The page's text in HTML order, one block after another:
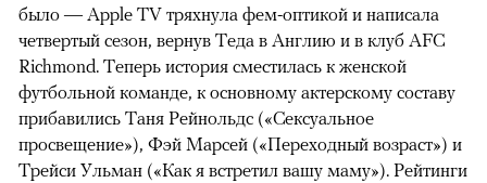
00:00 / 00:00
было — Apple TV тряхнула фем-оптикой и написала
четвертый сезон, вернув Теда в Англию и в клуб AFC
Richmond. Теперь история сместилась к женской
футбольной команде, к основному актерскому составу
прибавились Таня Рейнольдс («Сексуальное
просвещение»), Фэй Марсей («Переходный возраст») и
Трейси Ульман («Как я встретил вашу маму»). Рейтинги